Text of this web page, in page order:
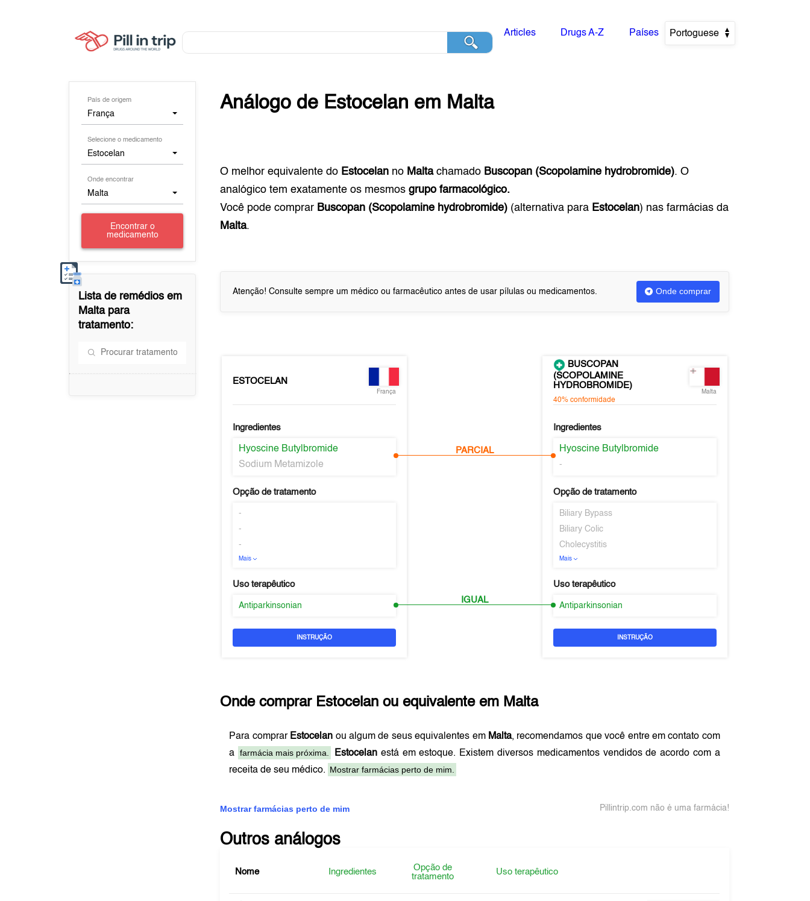
Articles Drugs A-Z Países Portoguese
País de origem
França
Selecione o medicamento
Estocelan
Onde encontrar
Malta
Encontrar o
medicamento
Lista de remédios em
Maltapara
tratamento:
Análogo de Estocelan em Malta
O melhor equivalente do Estocelan no Maltachamado Buscopan (Scopolamine hydrobromide). O
analógico tem exatamente os mesmos grupo farmacológico.
Você pode comprar Buscopan (Scopolamine hydrobromide) (alternativa para Estocelan) nas farmácias da
Malta.
Atenção! Consulte sempre um médico ou farmacêutico antes de usar pílulas ou medicamentos. Onde comprar
ESTOCELAN
França
Ingredientes
Hyoscine Butylbromide
Sodium Metamizole
Opção de tratamento
-
-
-
Mais
Uso terapêutico
Antiparkinsonian
INSTRUÇÃO
PARCIAL
IGUAL
BUSCOPAN
(SCOPOLAMINE
HYDROBROMIDE)
40% conformidade
Malta
Ingredientes
Hyoscine Butylbromide
-
Opção de tratamento
Biliary Bypass
Biliary Colic
Cholecystitis
Mais
Uso terapêutico
Antiparkinsonian
INSTRUÇÃO
Onde comprar Estocelan ou equivalente em Malta
Para comprar Estocelan ou algum de seus equivalentes em Malta, recomendamos que você entre em contato com
a farmácia mais próxima. Estocelanestá em estoque. Existem diversos medicamentos vendidos de acordo com a
receita de seu médico. Mostrar farmácias perto de mim.
Mostrar farmácias perto de mim Pillintrip.com não é uma farmácia!
Outros análogos
Nome Ingredientes
Opção de
tratamento
Uso terapêutico